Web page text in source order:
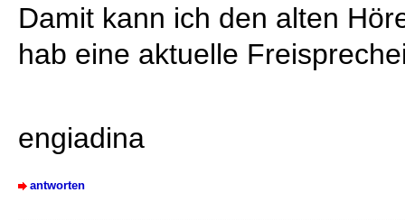
Damit kann ich den alten
hab eine aktuelle
engiadina
antworten